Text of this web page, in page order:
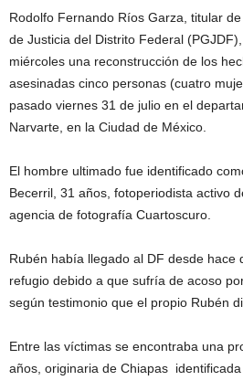
Rodolfo Fernando Ríos Garza, titular
de Justicia del Distrito Federal
miércoles una reconstrucción de los
asesinadas cinco personas (cuatro
pasado viernes 31 de julio en el
Narvarte, en la Ciudad de México.
El hombre ultimado fue identificado
Becerril, 31 años, fotoperiodista activo
agencia de fotografía Cuartoscuro.
Rubén había llegado al DF desde hace
refugio debido a que sufría de acoso
según testimonio que el propio Rubén
Entre las víctimas se encontraba una
años, originaria de Chiapas identificada